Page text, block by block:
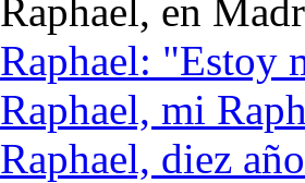
Raphael, en
Raphael: "Estoy
Raphael, mi
Raphael, diez